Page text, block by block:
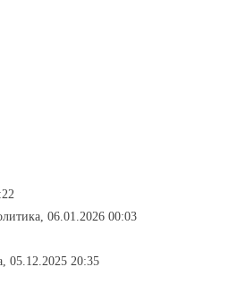
06.01.2026 00:03
05.12.2025 20:35